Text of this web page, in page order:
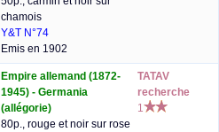
chamois
Y&T N°74
Emis en 1902
Empire allemand (1872-
1945) - Germania
(allégorie)
80p., rouge et noir sur rose
TATAV
recherche
1